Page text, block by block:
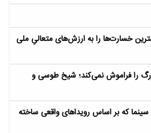
خسارت‌ها را به ارزش‌های متعالیِ ملی
علمیه نجف ۲ فقیه بزرگ را فراموش نمی‌کند؛ شیخ طوسی و
که بر اساس رویداهای واقعی ساخته